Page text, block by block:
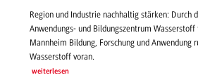
Region und Industrie nachhaltig stärken: Durch
Anwendungs- und Bildungszentrum
Mannheim Bildung, Forschung und Anwendung
Wasserstoff voran.
weiterlesen